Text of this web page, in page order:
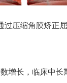
过压缩角膜矫正
长，临床中长